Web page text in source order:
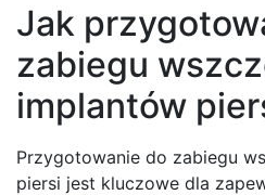
Jak
zabiegu
implantów
Przygotowanie do zabiegu
piersi jest kluczowe dla